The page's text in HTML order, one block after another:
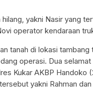
yakni Nasir yang
operator kendaraan
tanah di lokasi tambang
operasi. Dua
Kukar AKBP Handoko
yakni Rahman